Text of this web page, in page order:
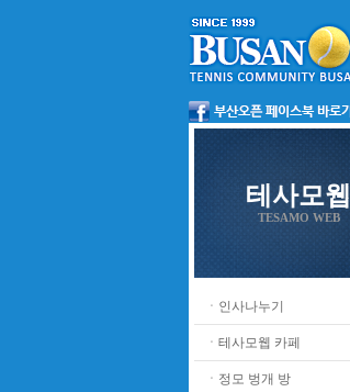
테사모웹
TESAMO WEB
ㆍ인사나누기
ㆍ테사모웹 카페
ㆍ정모 벙개 방